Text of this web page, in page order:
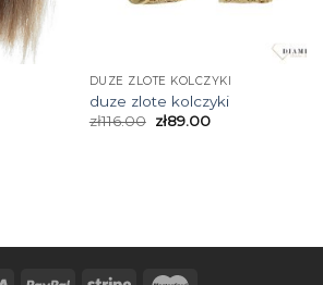
DUZE ZLOTE KOLCZYKI
duze zlote kolczyki
zł116.00 zł89.00